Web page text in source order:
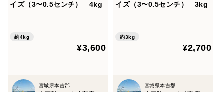
⭐️4kg
⭐️沸騰したお湯にお好みの硬さで叩いてお召し上がりく
⭐️冷蔵で2~3日、冷凍で3ヶ月が消費期限となります
イズ（3〜0.5センチ） 4kg
約4kg
¥3,600
宮城県本吉郡
イズ（3〜0.5センチ） 3kg
約3kg
¥2,700
宮城県本吉郡